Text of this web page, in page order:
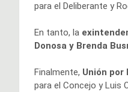
para el Deliberante y
En tanto, la
Donosa y Brenda
Finalmente, Unión
para el Concejo y Luis